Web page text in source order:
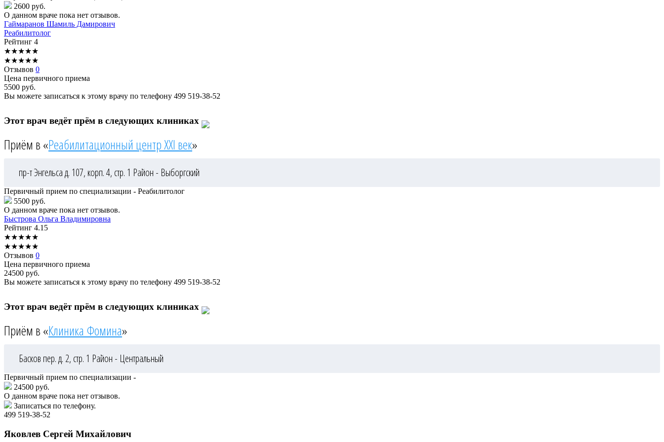
2600 руб.
О данном враче пока нет отзывов.
Гаймаранов Шамиль Дамирович
Реабилитолог
Рейтинг 4
★★★★★
★★★★★
Отзывов 0
Цена первичного приема
5500 руб.
Вы можете записаться к этому врачу по телефону 499 519-38-52
Этот врач ведёт прём в следующих клиниках
Приём в «Реабилитационный центр XXI век»
пр-т Энгельса д. 107, корп. 4, стр. 1 Район - Выборгский
Первичный прием по специализации - Реабилитолог
5500 руб.
О данном враче пока нет отзывов.
Быстрова Ольга Владимировна
Рейтинг 4.15
★★★★★
★★★★★
Отзывов 0
Цена первичного приема
24500 руб.
Вы можете записаться к этому врачу по телефону 499 519-38-52
Этот врач ведёт прём в следующих клиниках
Приём в «Клиника Фомина»
Басков пер. д. 2, стр. 1 Район - Центральный
Первичный прием по специализации -
24500 руб.
О данном враче пока нет отзывов.
Записаться по телефону.
499 519-38-52
Яковлев Сергей Михайлович